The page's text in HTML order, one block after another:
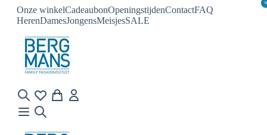
Onze winkelCadeaubonOpeningstijdenContactFAQ
HerenDamesJongensMeisjesSALE
×
×